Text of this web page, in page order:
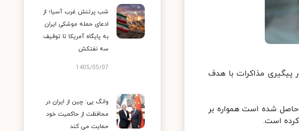
پیگیری مذاکرات با هدف
حاصل شده است همواره بر
کرده است.
شب پرتنش غرب آسیا؛ از
ادعای حمله موشکی ایران
به پایگاه آمریکا تا توقیف
سه نفتکش
1405/05/07
وانگ یی: چین از ایران در
محافظت از حاکمیت خود
حمایت می کند